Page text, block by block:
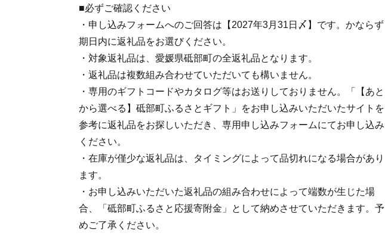
■必ずご確認ください
・申し込みフォームへのご回答は【2027年3月31日〆】です。かならず
期日内に返礼品をお選びください。
・対象返礼品は、愛媛県砥部町の全返礼品となります。
・返礼品は複数組み合わせていただいても構いません。
・専用のギフトコードやカタログ等はお送りしておりません。「【あと
から選べる】砥部町ふるさとギフト」をお申し込みいただいたサイトを
参考に返礼品をお探しいただき、専用申し込みフォームにてお申し込み
ください。
・在庫が僅少な返礼品は、タイミングによって品切れになる場合があり
ます。
・お申し込みいただいた返礼品の組み合わせによって端数が生じた場
合、「砥部町ふるさと応援寄附金」として納めさせていただきます。予
めご了承ください。